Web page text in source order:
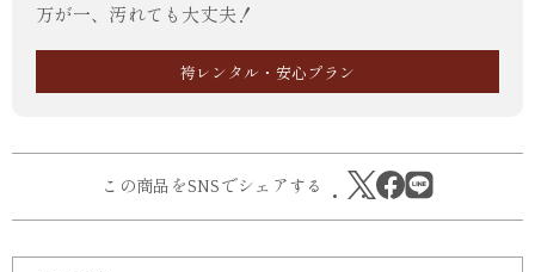
万が一、汚れても大丈夫！
袴レンタル・安心プラン
この商品をSNSでシェアする